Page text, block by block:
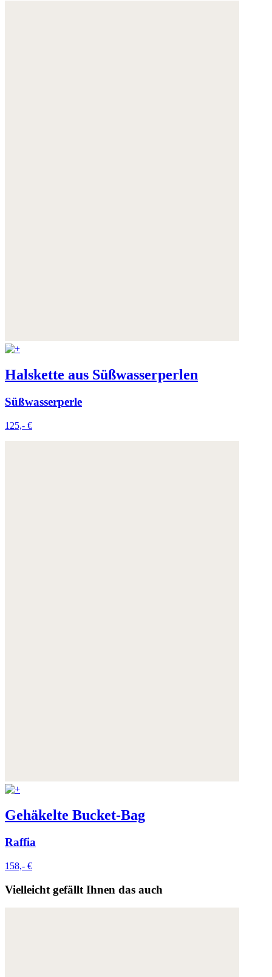
Halskette aus Süßwasserperlen
Süßwasserperle
125,- €
Gehäkelte Bucket-Bag
Raffia
158,- €
Vielleicht gefällt Ihnen das auch